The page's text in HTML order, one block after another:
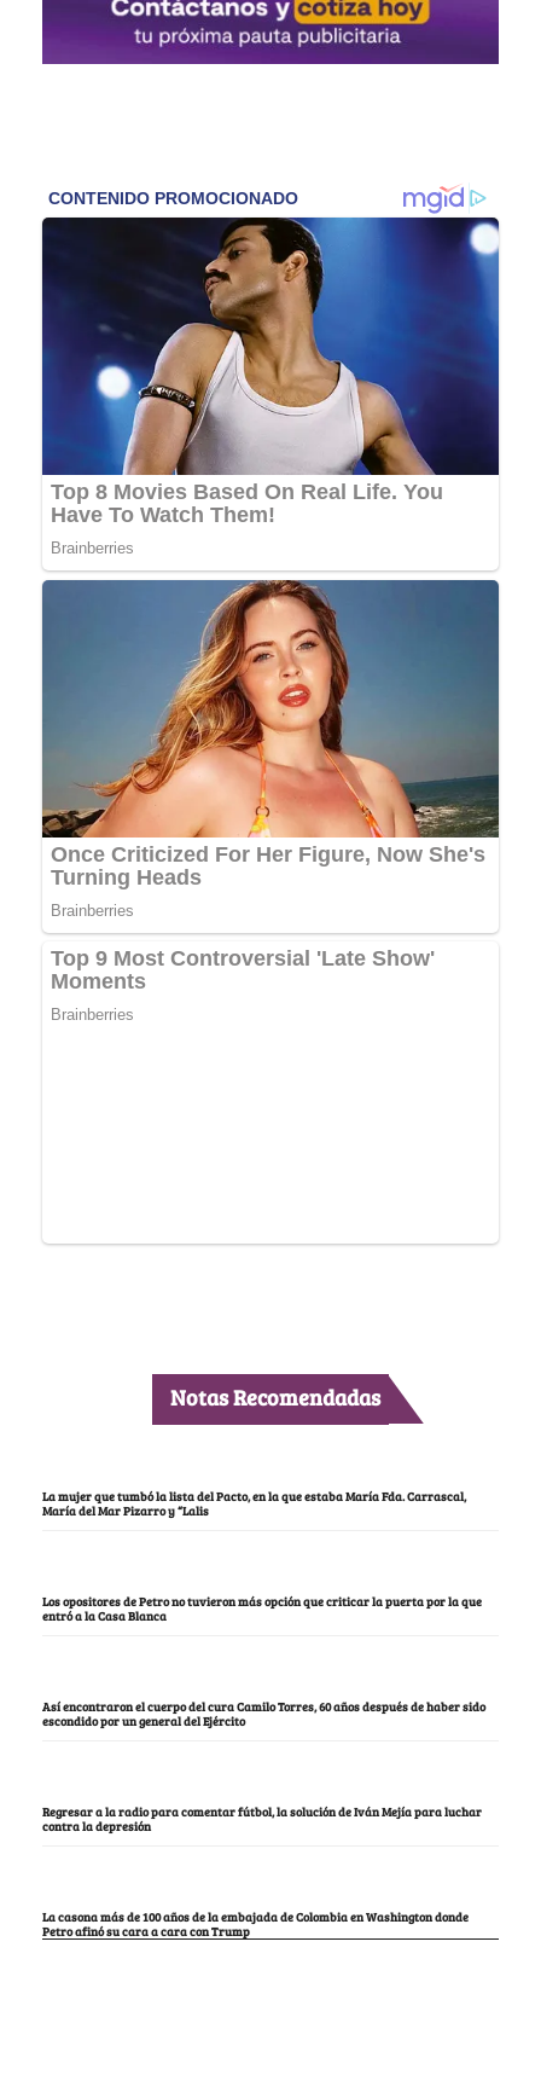
Notas Recomendadas
La mujer que tumbó la lista del Pacto, en la que estaba María Fda. Carrascal,
María del Mar Pizarro y “Lalis
Los opositores de Petro no tuvieron más opción que criticar la puerta por la que
entró a la Casa Blanca
Así encontraron el cuerpo del cura Camilo Torres, 60 años después de haber sido
escondido por un general del Ejército
Regresar a la radio para comentar fútbol, la solución de Iván Mejía para luchar
contra la depresión
La casona más de 100 años de la embajada de Colombia en Washington donde
Petro afinó su cara a cara con Trump